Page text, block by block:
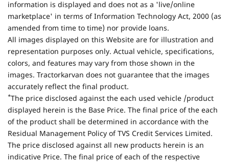
information is displayed and does not as a 'live/online
marketplace' in terms of Information Technology Act, 2000 (as
amended from time to time) nor provide loans.
All images displayed on this Website are for illustration and
representation purposes only. Actual vehicle, specifications,
colors, and features may vary from those shown in the
images. Tractorkarvan does not guarantee that the images
accurately reflect the final product.
*The price disclosed against the each used vehicle /product
displayed herein is the Base Price. The final price of the each
of the product shall be determined in accordance with the
Residual Management Policy of TVS Credit Services Limited.
The price disclosed against all new products herein is an
indicative Price. The final price of each of the respective